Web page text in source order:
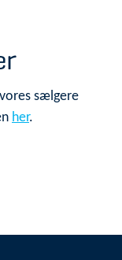
sælgere
her.